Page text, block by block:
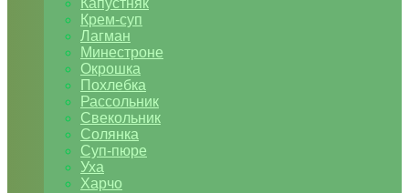
Капустняк
Крем-суп
Лагман
Минестроне
Окрошка
Похлебка
Рассольник
Свекольник
Солянка
Суп-пюре
Уха
Харчо